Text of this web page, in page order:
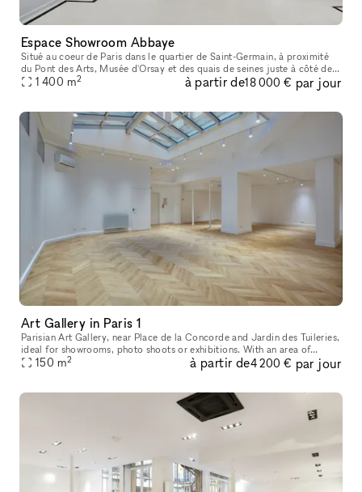
Espace Showroom Abbaye
Situé au coeur de Paris dans le quartier de Saint-Germain, à proximité
du Pont des Arts, Musée d'Orsay et des quais de seines juste à côté de
l'église Saint-Germain, Café de Flore, Les Deux Magots et
1 400 m2 à partir de18 000 € par jour
Art Gallery in Paris 1
Parisian Art Gallery, near Place de la Concorde and Jardin des Tuileries,
ideal for showrooms, photo shoots or exhibitions. With an area of
150m².
150 m2 à partir de4 200 € par jour